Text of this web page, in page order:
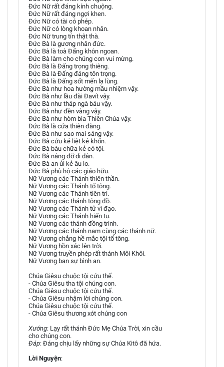
Đức Nữ rất đáng kính chuộng.
Đức Nữ rất đáng ngợi khen.
Đức Nữ có tài có phép.
Đức Nữ có lòng khoan nhân.
Đức Nữ trung tín thật thà.
Đức Bà là gương nhân đức.
Đức Bà là toà Đấng khôn ngoan.
Đức Bà làm cho chúng con vui mừng.
Đức Bà là Đấng trọng thiêng.
Đức Bà là Đấng đáng tôn trọng.
Đức Bà là Đấng sốt mến lạ lùng.
Đức Bà như hoa hường mầu nhiệm vậy.
Đức Bà như lầu đài Đavít vậy.
Đức Bà như tháp ngà báu vậy.
Đức Bà như đền vàng vậy.
Đức Bà như hòm bia Thiên Chúa vậy.
Đức Bà là cửa thiên đàng.
Đức Bà như sao mai sáng vậy.
Đức Bà cứu kẻ liệt kẻ khốn.
Đức Bà bàu chữa kẻ có tội.
Đức Bà nâng đỡ di dân.
Đức Bà an ủi kẻ âu lo.
Đức Bà phù hộ các giáo hữu.
Nữ Vương các Thánh thiên thần.
Nữ Vương các Thánh tổ tông.
Nữ Vương các Thánh tiên tri.
Nữ Vương các thánh tông đồ.
Nữ Vương các Thánh tử vì đạo.
Nữ Vương các Thánh hiển tu.
Nữ Vương các thánh đồng trinh.
Nữ Vương các thánh nam cùng các thánh nữ.
Nữ Vương chẳng hề mắc tội tổ tông.
Nữ Vương hồn xác lên trời.
Nữ Vương truyền phép rất thánh Môi Khôi.
Nữ Vương ban sự bình an.
Chúa Giêsu chuộc tội cứu thế.
- Chúa Giêsu tha tội chúng con.
Chúa Giêsu chuộc tội cứu thế.
- Chúa Giêsu nhậm lời chúng con.
Chúa Giêsu chuộc tội cứu thế.
- Chúa Giêsu thương xót chúng con
Xướng: Lạy rất thánh Đức Mẹ Chúa Trời, xin cầu
cho chúng con.
Đáp: Đáng chịu lấy những sự Chúa Kitô đã hứa.
Lời Nguyện: